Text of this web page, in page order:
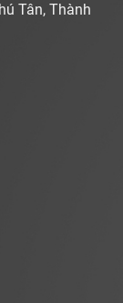
Tân, Thành